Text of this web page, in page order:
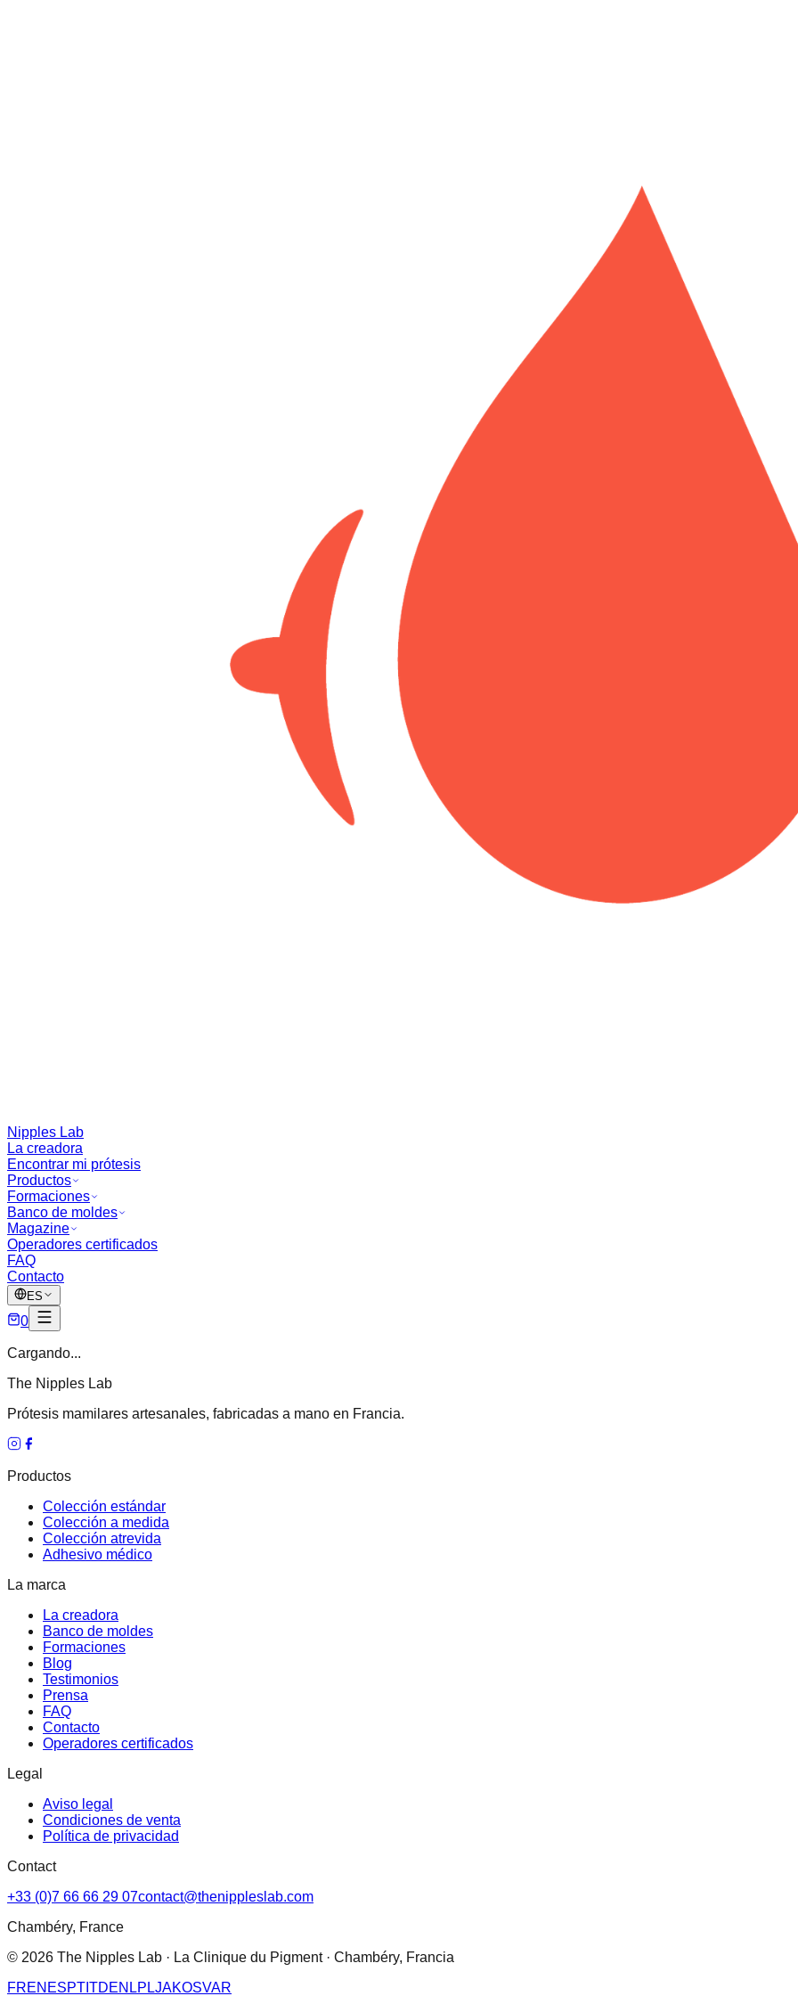
Nipples Lab
La creadora
Encontrar mi prótesis
Productos
Formaciones
Banco de moldes
Magazine
Operadores certificados
FAQ
Contacto
ES
0
Cargando...
The Nipples Lab
Prótesis mamilares artesanales, fabricadas a mano en Francia.
Productos
Colección estándar
Colección a medida
Colección atrevida
Adhesivo médico
La marca
La creadora
Banco de moldes
Formaciones
Blog
Testimonios
Prensa
FAQ
Contacto
Operadores certificados
Legal
Aviso legal
Condiciones de venta
Política de privacidad
Contact
+33 (0)7 66 66 29 07contact@thenippleslab.com
Chambéry, France
© 2026 The Nipples Lab · La Clinique du Pigment · Chambéry, Francia
FREN ESPT ITDENLPLJAKOSVAR